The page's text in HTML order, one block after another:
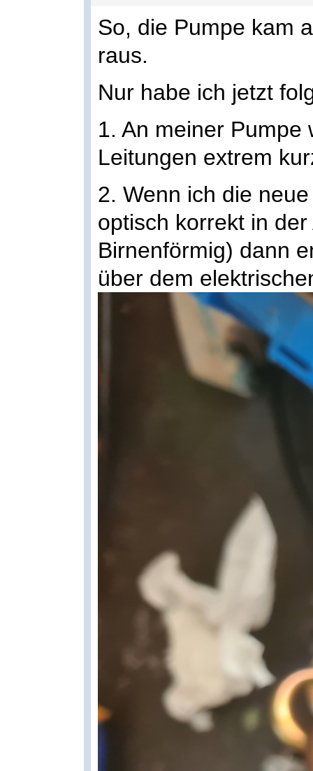
So, die Pumpe kam
raus.
Nur habe ich jetzt
1. An meiner
Leitungen extrem
2. Wenn ich die
optisch korrekt in
Birnenförmig) dann
über dem